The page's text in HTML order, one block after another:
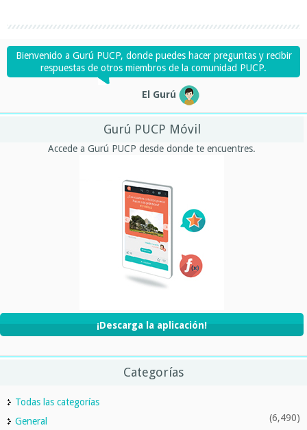
Bienvenido a Gurú PUCP, donde puedes hacer preguntas y recibir
respuestas de otros miembros de la comunidad PUCP.
El Gurú
Gurú PUCP Móvil
Accede a Gurú PUCP desde donde te encuentres.
¡Descarga la aplicación!
Categorías
Todas las categorías
General
(6,490)